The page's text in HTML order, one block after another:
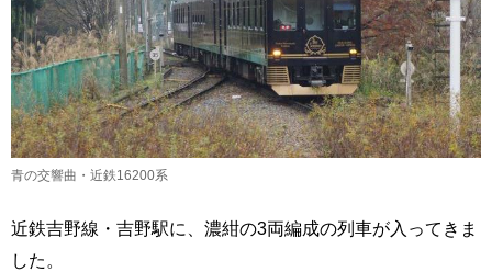
青の交響曲・近鉄16200系
近鉄吉野線・吉野駅に、濃紺の3両編成の列車が入ってきま
した。